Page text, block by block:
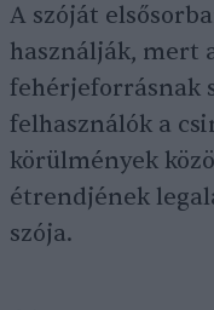
A szóját
használják, mert
fehérjeforrásnak
felhasználók a
körülmények
étrendjének
szója.